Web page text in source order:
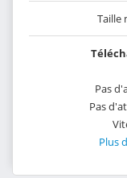
Taille
Pas
Pas
Plus